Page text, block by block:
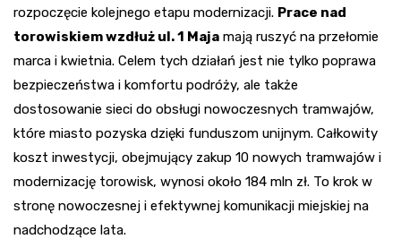
rozpoczęcie kolejnego etapu modernizacji. Prace nad
torowiskiem wzdłuż ul. 1 Maja mają ruszyć na przełomie
marca i kwietnia. Celem tych działań jest nie tylko poprawa
bezpieczeństwa i komfortu podróży, ale także
dostosowanie sieci do obsługi nowoczesnych tramwajów,
które miasto pozyska dzięki funduszom unijnym. Całkowity
koszt inwestycji, obejmujący zakup 10 nowych tramwajów i
modernizację torowisk, wynosi około 184 mln zł. To krok w
stronę nowoczesnej i efektywnej komunikacji miejskiej na
nadchodzące lata.